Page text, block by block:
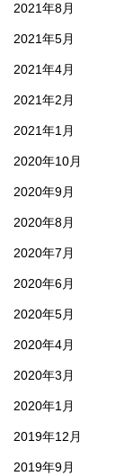
2021年8月
2021年5月
2021年4月
2021年2月
2021年1月
2020年10月
2020年9月
2020年8月
2020年7月
2020年6月
2020年5月
2020年4月
2020年3月
2020年1月
2019年12月
2019年9月